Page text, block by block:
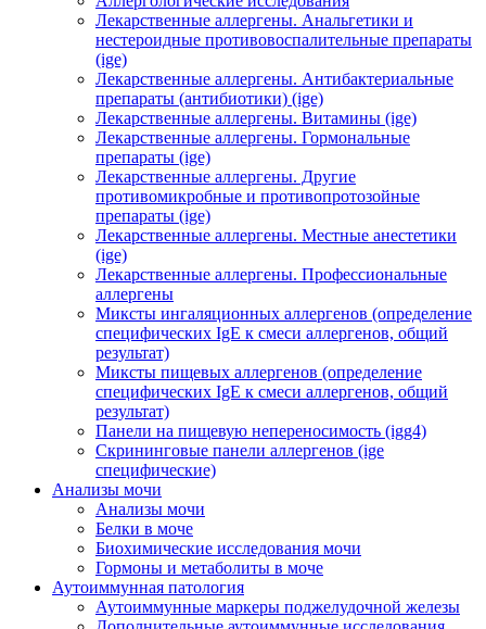
Лекарственные аллергены. Анальгетики и
нестероидные противовоспалительные препараты
(ige)
Лекарственные аллергены. Антибактериальные
препараты (антибиотики) (ige)
Лекарственные аллергены. Витамины (ige)
Лекарственные аллергены. Гормональные
препараты (ige)
Лекарственные аллергены. Другие
противомикробные и противопротозойные
препараты (ige)
Лекарственные аллергены. Местные анестетики
(ige)
Лекарственные аллергены. Профессиональные
аллергены
Миксты ингаляционных аллергенов (определение
специфических IgE к смеси аллергенов, общий
результат)
Миксты пищевых аллергенов (определение
специфических IgE к смеси аллергенов, общий
результат)
Панели на пищевую непереносимость (igg4)
Скрининговые панели аллергенов (ige
специфические)
Анализы мочи
Анализы мочи
Белки в моче
Биохимические исследования мочи
Гормоны и метаболиты в моче
Аутоиммунная патология
Аутоиммунные маркеры поджелудочной железы